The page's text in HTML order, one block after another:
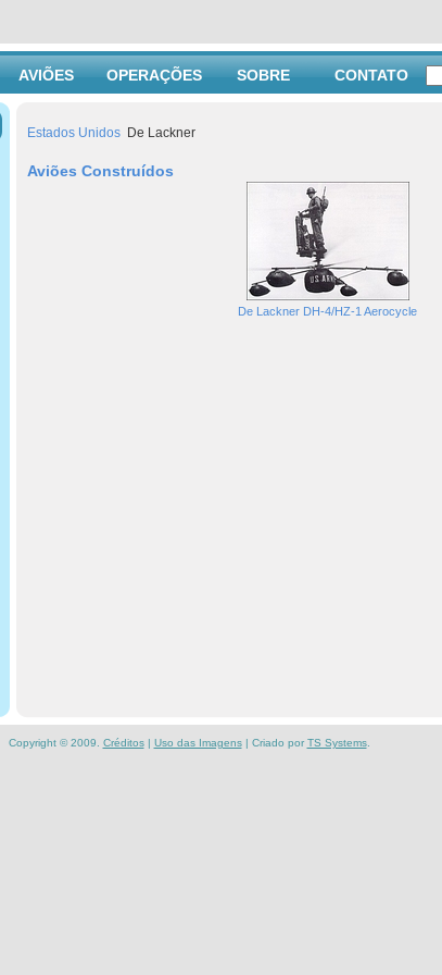
AVIÕES OPERAÇÕES SOBRE CONTATO
Estados Unidos De Lackner
Aviões Construídos
De Lackner DH-4/HZ-1 Aerocycle
Copyright © 2009. Créditos| Uso das Imagens| Criado por TS Systems.